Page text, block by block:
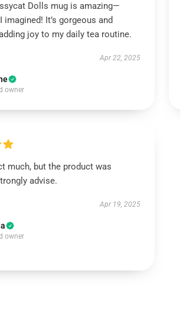
Dolls mug is amazing—
imagined! It’s gorgeous and
joy to my daily tea routine.
Apr 22, 2025
owner
much, but the product was
advise.
Apr 19, 2025
owner